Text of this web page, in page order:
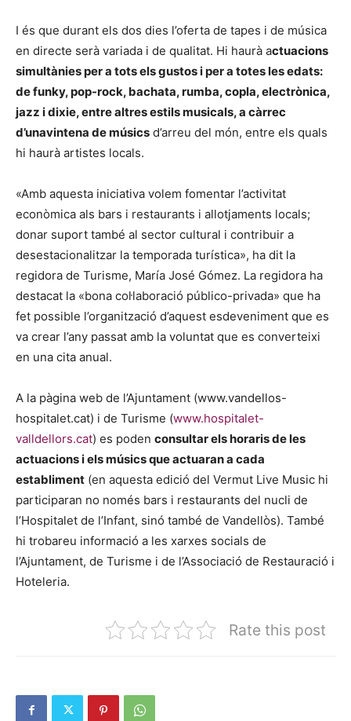
I és que durant els dos dies l’oferta de tapes i de música
en directe serà variada i de qualitat. Hi haurà actuacions
simultànies per a tots els gustos i per a totes les edats:
de funky, pop-rock, bachata, rumba, copla, electrònica,
jazz i dixie, entre altres estils musicals, a càrrec
d’unavintena de músics d’arreu del món, entre els quals
hi haurà artistes locals.
«Amb aquesta iniciativa volem fomentar l’activitat
econòmica als bars i restaurants i allotjaments locals;
donar suport també al sector cultural i contribuir a
desestacionalitzar la temporada turística», ha dit la
regidora de Turisme, María José Gómez. La regidora ha
destacat la «bona col·laboració público-privada» que ha
fet possible l’organització d’aquest esdeveniment que es
va crear l’any passat amb la voluntat que es converteixi
en una cita anual.
A la pàgina web de l’Ajuntament (www.vandellos-
hospitalet.cat) i de Turisme (www.hospitalet-
valldellors.cat) es poden consultar els horaris de les
actuacions i els músics que actuaran a cada
establiment (en aquesta edició del Vermut Live Music hi
participaran no només bars i restaurants del nucli de
l’Hospitalet de l’Infant, sinó també de Vandellòs). També
hi trobareu informació a les xarxes socials de
l’Ajuntament, de Turisme i de l’Associació de Restauració i
Hoteleria.
Rate this post